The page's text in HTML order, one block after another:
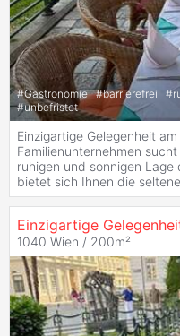
#Gastronomie #barrierefrei #
#unbefristet
Einzigartige Gelegenheit
Familienunternehmen
ruhigen und sonnigen
bietet sich Ihnen die
Einzigartige
1040 Wien / 200m²